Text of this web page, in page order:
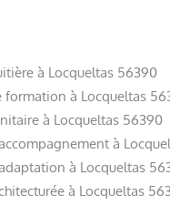
à Locqueltas 56390
formation à Locqueltas
à Locqueltas 56390
à
à Locqueltas
à Locqueltas